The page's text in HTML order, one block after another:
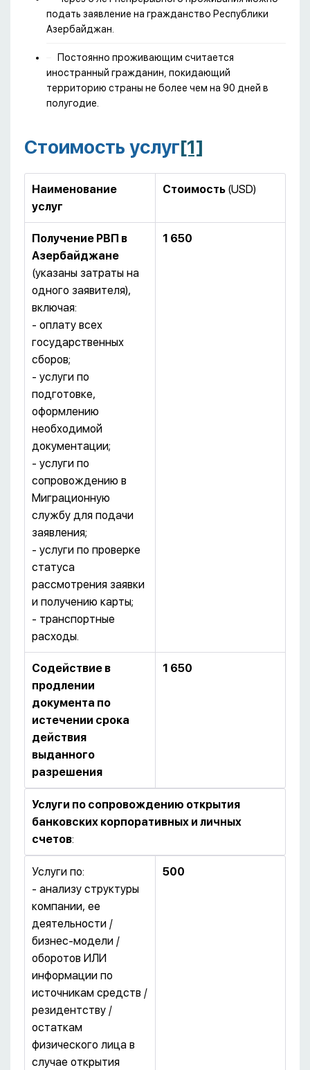
подать заявление на гражданство Республики
Азербайджан.
Постоянно проживающим считается
иностранный гражданин, покидающий
территорию страны не более чем на 90 дней в
полугодие.
Стоимость услуг[1]
Наименование
услуг
Стоимость (USD)
Получение РВП в
Азербайджане
(указаны затраты на
одного заявителя),
включая:
- оплату всех
государственных
сборов;
- услуги по
подготовке,
оформлению
необходимой
документации;
- услуги по
сопровождению в
Миграционную
службу для подачи
заявления;
- услуги по проверке
статуса
рассмотрения заявки
и получению карты;
- транспортные
расходы.
1 650
Содействие в
продлении
документа по
истечении срока
действия
выданного
разрешения
1 650
Услуги по сопровождению открытия
банковских корпоративных и личных
счетов:
Услуги по:
- анализу структуры
компании, ее
деятельности /
бизнес-модели /
оборотов ИЛИ
информации по
источникам средств /
резидентству /
остаткам
физического лица в
случае открытия
500